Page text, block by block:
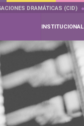
DRAMÁTICAS (CID)
INSTITUCIONAL